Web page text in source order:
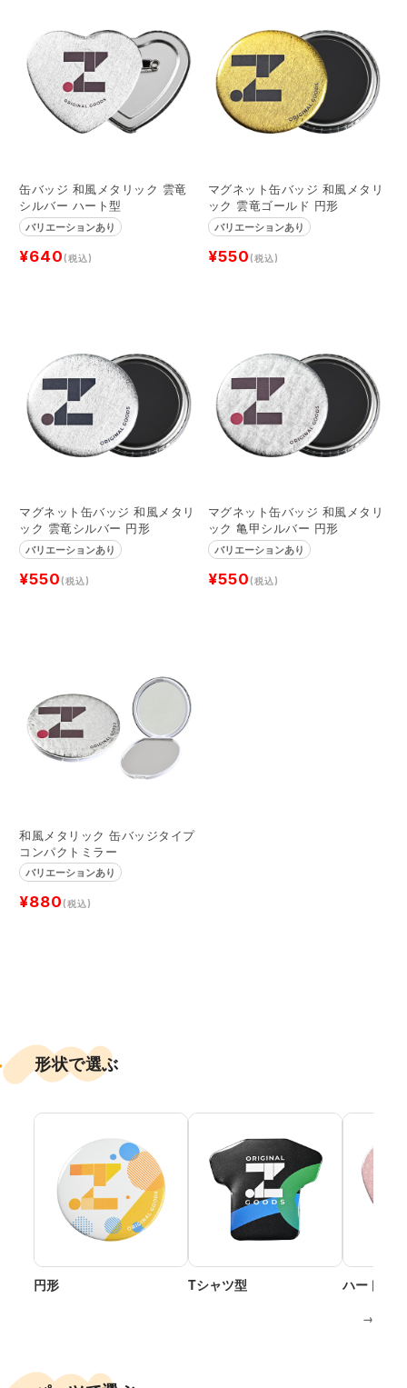
缶バッジ 和風メタリック 雲竜
シルバー ハート型
バリエーションあり
¥640(税込)
マグネット缶バッジ 和風メタリ
ック 雲竜ゴールド 円形
バリエーションあり
¥550(税込)
マグネット缶バッジ 和風メタリ
ック 雲竜シルバー 円形
バリエーションあり
¥550(税込)
マグネット缶バッジ 和風メタリ
ック 亀甲シルバー 円形
バリエーションあり
¥550(税込)
和風メタリック 缶バッジタイプ
コンパクトミラー
バリエーションあり
¥880(税込)
形状で選ぶ
円形 Tシャツ型 ハート型
→